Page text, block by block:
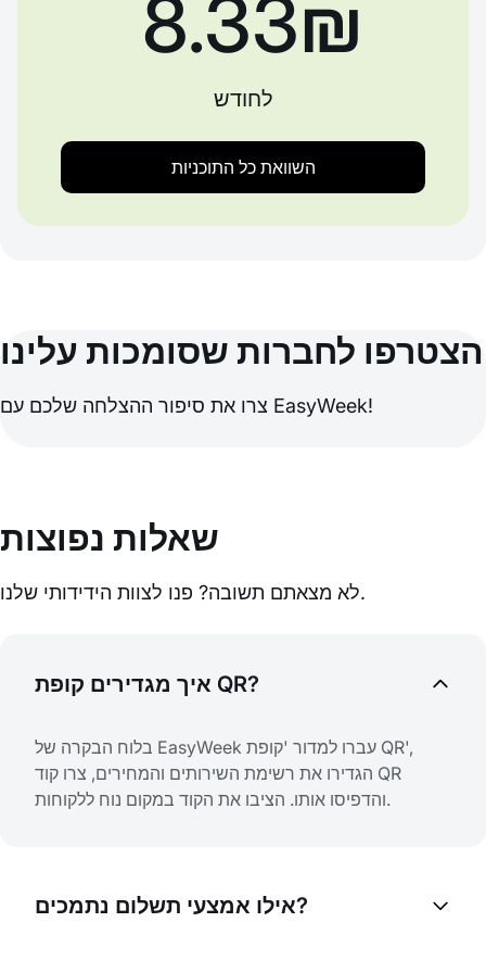
‏8.33 ‏₪
לחודש
השוואת כל התוכניות
הצטרפו לחברות שסומכות עלינו
צרו את סיפור ההצלחה שלכם עם EasyWeek!
שאלות נפוצות
לא מצאתם תשובה? פנו לצוות הידידותי שלנו.
איך מגדירים קופת QR?
בלוח הבקרה של EasyWeek עברו למדור 'קופת QR',
הגדירו את רשימת השירותים והמחירים, צרו קוד QR
והדפיסו אותו. הציבו את הקוד במקום נוח ללקוחות.
אילו אמצעי תשלום נתמכים?